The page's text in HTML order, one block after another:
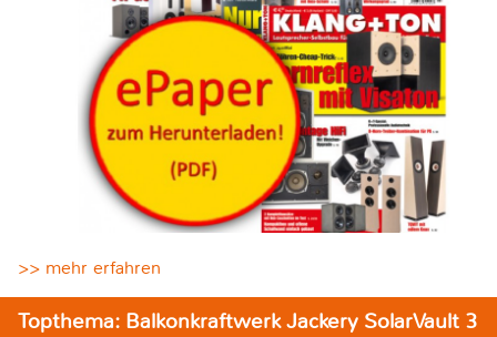
>> mehr erfahren
Topthema: Balkonkraftwerk Jackery SolarVault 3